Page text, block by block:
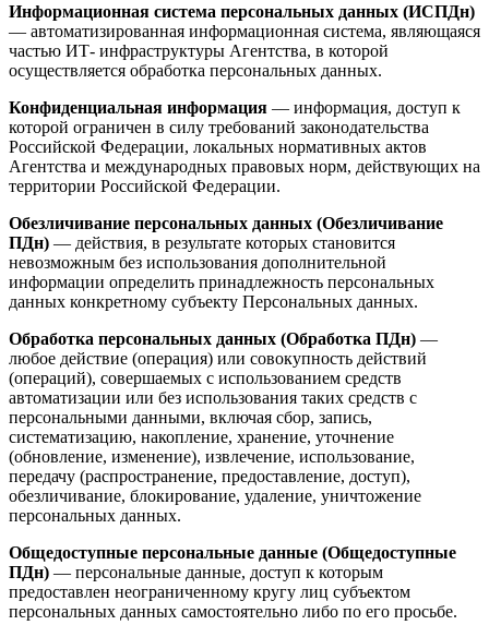
Информационная система персональных данных (ИСПДн)
— автоматизированная информационная система, являющаяся
частью ИТ- инфраструктуры Агентства, в которой
осуществляется обработка персональных данных.
Конфиденциальная информация — информация, доступ к
которой ограничен в силу требований законодательства
Российской Федерации, локальных нормативных актов
Агентства и международных правовых норм, действующих на
территории Российской Федерации.
Обезличивание персональных данных (Обезличивание
ПДн) — действия, в результате которых становится
невозможным без использования дополнительной
информации определить принадлежность персональных
данных конкретному субъекту Персональных данных.
Обработка персональных данных (Обработка ПДн) —
любое действие (операция) или совокупность действий
(операций), совершаемых с использованием средств
автоматизации или без использования таких средств с
персональными данными, включая сбор, запись,
систематизацию, накопление, хранение, уточнение
(обновление, изменение), извлечение, использование,
передачу (распространение, предоставление, доступ),
обезличивание, блокирование, удаление, уничтожение
персональных данных.
Общедоступные персональные данные (Общедоступные
ПДн) — персональные данные, доступ к которым
предоставлен неограниченному кругу лиц субъектом
персональных данных самостоятельно либо по его просьбе.